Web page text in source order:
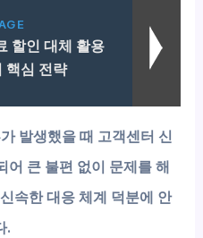
할인 대체 활용
핵심 전략
발생했을 때 고객센터 신
어 큰 불편 없이 문제를 해
속한 대응 체계 덕분에 안
.